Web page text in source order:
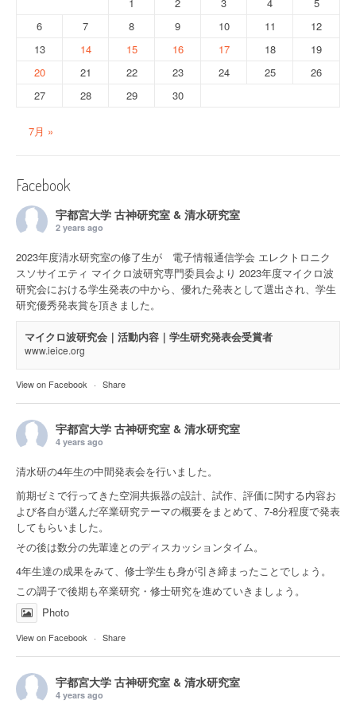
6
7 8 9 10 11
12
13
14 15 16 17 18
19
20
21 22 23 24 25
26
27
28 29 30
7月 »
Facebook
宇都宮大学 古神研究室 & 清水研究室
2 years ago
2023年度清水研究室の修了生が 電子情報通信学会 エレクトロニク
スソサイエティ マイクロ波研究専門委員会より 2023年度マイクロ波
研究会における学生発表の中から、優れた発表として選出され、学生
研究優秀発表賞を頂きました。
マイクロ波研究会｜活動内容｜学生研究発表会受賞者
www.ieice.org
View on Facebook · Share
宇都宮大学 古神研究室 & 清水研究室
4 years ago
清水研の4年生の中間発表会を行いました。
前期ゼミで行ってきた空洞共振器の設計、試作、評価に関する内容お
よび各自が選んだ卒業研究テーマの概要をまとめて、7-8分程度で発表
してもらいました。
その後は数分の先輩達とのディスカッションタイム。
4年生達の成果をみて、修士学生も身が引き締まったことでしょう。
この調子で後期も卒業研究・修士研究を進めていきましょう。
Photo
View on Facebook · Share
宇都宮大学 古神研究室 & 清水研究室
4 years ago